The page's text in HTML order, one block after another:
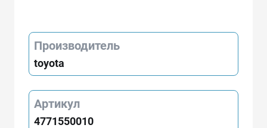
Производитель
toyota
Артикул
4771550010